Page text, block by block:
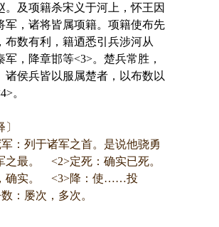
。及项籍杀宋义于河上，怀王因
军，诸将皆属项籍。项籍使布先
布数有利，籍迺悉引兵涉河从
军，降章邯等<3>。楚兵常胜，
诸侯兵皆以服属楚者，以布数以
。
列于诸军之首。是说他骁勇
之最。 <2>定死：确实已死。
确实。 <3>降：使……投
：屡次，多次。